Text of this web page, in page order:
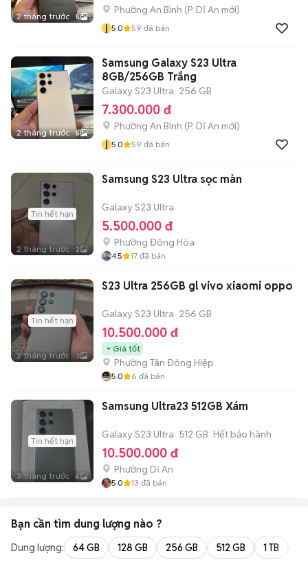
2 tháng trước 5
Phường An Bình (P. Dĩ An mới)
j 5.0 59 đã bán
2 tháng trước 5
Samsung Galaxy S23 Ultra
8GB/256GB Trắng
Galaxy S23 Ultra 256 GB
7.300.000 đ
Phường An Bình (P. Dĩ An mới)
j 5.0 59 đã bán
Tin hết hạn
2 tháng trước 2
Samsung S23 Ultra sọc màn
Galaxy S23 Ultra
5.500.000 đ
Phường Đông Hòa
4.5 17 đã bán
Tin hết hạn
2 tháng trước 3
S23 Ultra 256GB gl vivo xiaomi oppo
Galaxy S23 Ultra 256 GB
10.500.000 đ
Giá tốt
Phường Tân Đông Hiệp
5.0 6 đã bán
Tin hết hạn
3 tháng trước 6
Samsung Ultra23 512GB Xám
Galaxy S23 Ultra 512 GB Hết bảo hành
10.500.000 đ
Phường Dĩ An
5.0 13 đã bán
Bạn cần tìm dung lượng nào ?
Dung lượng: 64 GB 128 GB 256 GB 512 GB 1 TB